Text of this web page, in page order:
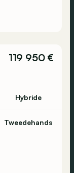
119 950 €
Hybride
Tweedehands